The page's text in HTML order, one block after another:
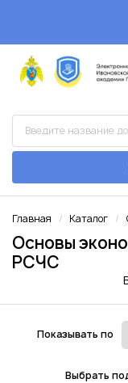
Главная Каталог
Основы
РСЧС
Показывать по
Выбрать